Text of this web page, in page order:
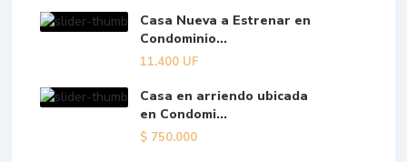
Casa Nueva a Estrenar en
Condominio...
11.400 UF
Casa en arriendo ubicada
en Condomi...
$ 750.000